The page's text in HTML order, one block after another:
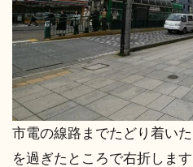
市電の線路までたどり着い
を過ぎたところで右折しま